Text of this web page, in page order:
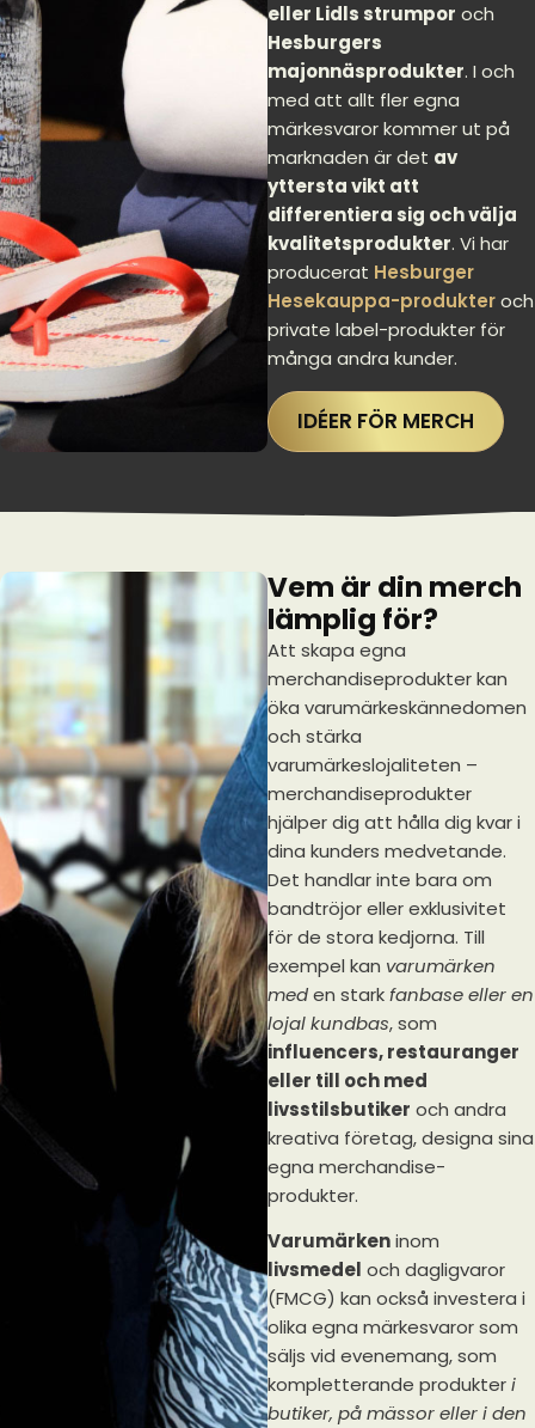
eller Lidls strumpor och
Hesburgers
majonnäsprodukter. I och
med att allt fler egna
märkesvaror kommer ut på
marknaden är det av
yttersta vikt att
differentiera sig och välja
kvalitetsprodukter. Vi har
producerat Hesburger
Hesekauppa-produkteroch
private label-produkter för
många andra kunder.
IDÉER FÖR MERCH
Vem är din merch
lämplig för?
Att skapa egna
merchandiseprodukter kan
öka varumärkeskännedomen
och stärka
varumärkeslojaliteten –
merchandiseprodukter
hjälper dig att hålla dig kvar i
dina kunders medvetande.
Det handlar inte bara om
bandtröjor eller exklusivitet
för de stora kedjorna. Till
exempel kan varumärken
meden starkfanbase eller en
lojal kundbas, som
influencers, restauranger
eller till och med
livsstilsbutiker och andra
kreativa företag, designa sina
egna merchandise-
produkter.
Varumärkeninom
livsmedel och dagligvaror
(FMCG) kan också investera i
olika egna märkesvaror som
säljs vid evenemang, som
kompletterande produkteri
butiker, på mässor eller i den